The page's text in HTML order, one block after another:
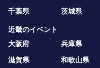
千葉県
茨城県
近畿のイベント
大阪府
兵庫県
滋賀県
和歌山県